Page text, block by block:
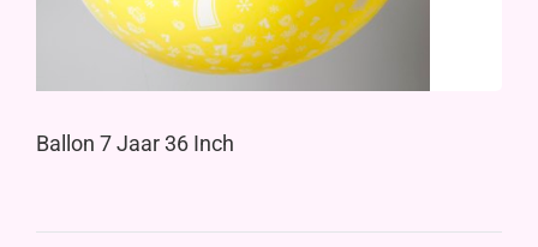
Ballon 7 Jaar 36 Inch